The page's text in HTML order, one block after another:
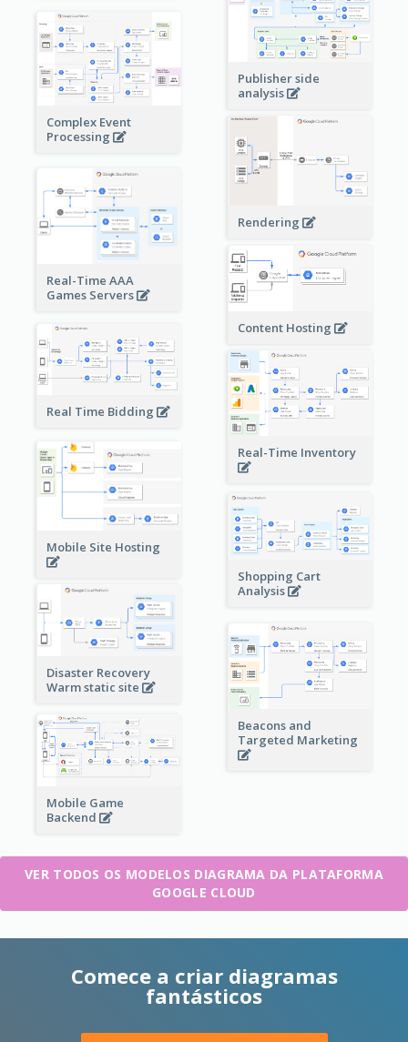
Publisher side
analysis
Complex Event
Processing
Rendering
Real-Time AAA
Games Servers
Content Hosting
Real Time Bidding
Real-Time Inventory
Mobile Site Hosting
Shopping Cart
Analysis
Disaster Recovery
Warm static site
Beacons and
Targeted Marketing
Mobile Game
Backend
VER TODOS OS MODELOS DIAGRAMA DA PLATAFORMA
GOOGLE CLOUD
Comece a criar diagramas
fantásticos